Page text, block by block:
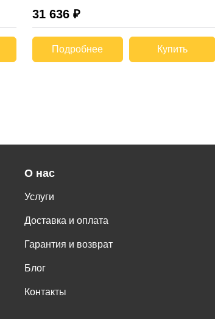
31 636 ₽
Подробнее Купить
О нас
Услуги
Доставка и оплата
Гарантия и возврат
Блог
Контакты